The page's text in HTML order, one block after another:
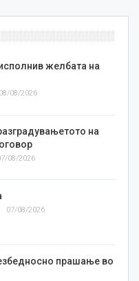
желбата на
08/08/2026
на
08/2026
07/08/2026
прашање во